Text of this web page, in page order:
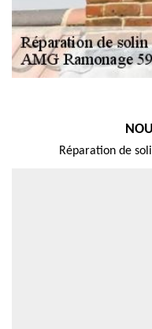
Réparation de